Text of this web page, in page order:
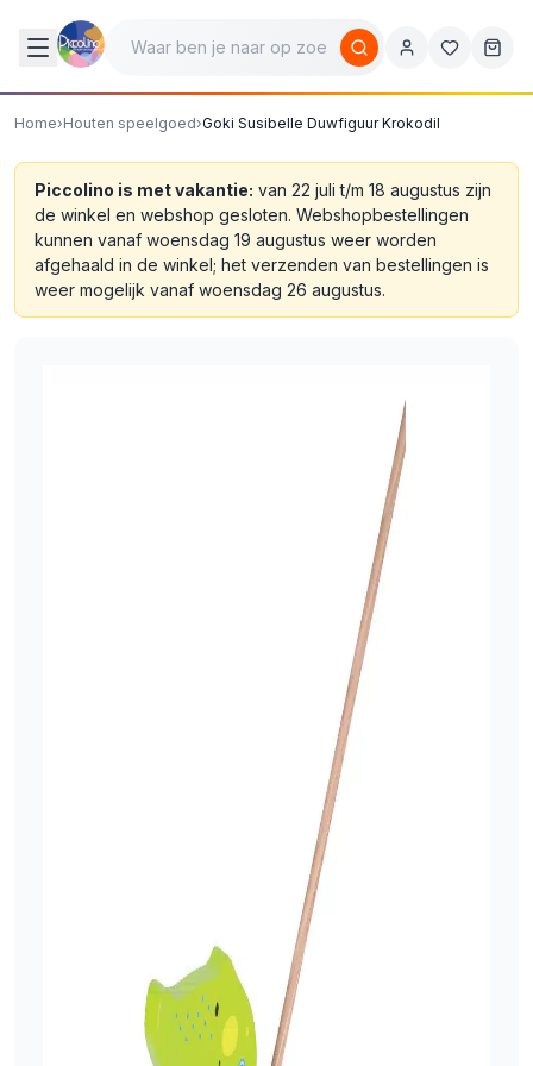
Home›Houten speelgoed›Goki Susibelle Duwfiguur Krokodil
Piccolino is met vakantie: van 22 juli t/m 18 augustus zijn
de winkel en webshop gesloten. Webshopbestellingen
kunnen vanaf woensdag 19 augustus weer worden
afgehaald in de winkel; het verzenden van bestellingen is
weer mogelijk vanaf woensdag 26 augustus.